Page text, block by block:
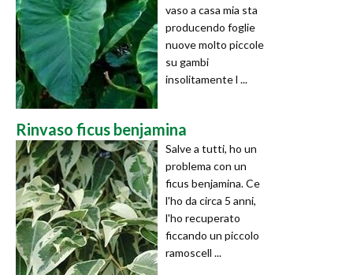
vaso a casa mia sta
producendo foglie
nuove molto piccole
su gambi
insolitamente l ...
Rinvaso ficus benjamina
Salve a tutti, ho un
problema con un
ficus benjamina. Ce
l'ho da circa 5 anni,
l'ho recuperato
ficcando un piccolo
ramoscell ...